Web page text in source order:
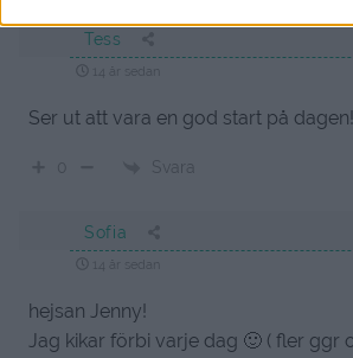
Tess
14 år sedan
Ser ut att vara en god start på dagen!
Svara
Sofia
14 år sedan
hejsan Jenny!
Jag kikar förbi varje dag 🙂 ( fler ggr